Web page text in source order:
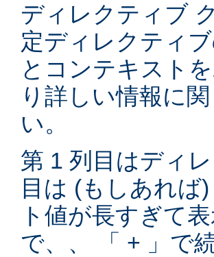
ディレクティブ
定ディレクティ
とコンテキスト
り詳しい情報に
い。
第 1 列目はディ
目は (もしあれば
ト値が長すぎて
で、、 「 + 」で